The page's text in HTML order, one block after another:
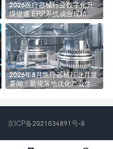
2026医疗器械行业数字化升
级提速 ERP系统成合规精益
管理核心标配
2026年8月医疗器械行业月度
要闻：新规落地优化产业生态
京ICP备2021034891号-8